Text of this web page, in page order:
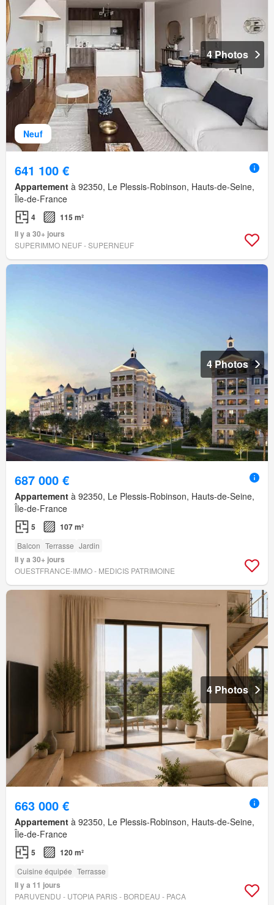
Neuf
4 Photos
641 100 €
Appartement à 92350, Le Plessis-Robinson, Hauts-de-Seine,
Île-de-France
4
115 m²
Il y a 30+ jours
SUPERIMMO NEUF - SUPERNEUF
4 Photos
687 000 €
Appartement à 92350, Le Plessis-Robinson, Hauts-de-Seine,
Île-de-France
5 107 m²
Balcon Terrasse Jardin
Il y a 30+ jours
OUESTFRANCE-IMMO - MEDICIS PATRIMOINE
4 Photos
663 000 €
Appartement à 92350, Le Plessis-Robinson, Hauts-de-Seine,
Île-de-France
5 120 m²
Cuisine équipée Terrasse
Il y a 11 jours
PARUVENDU - UTOPIA PARIS - BORDEAU - PACA